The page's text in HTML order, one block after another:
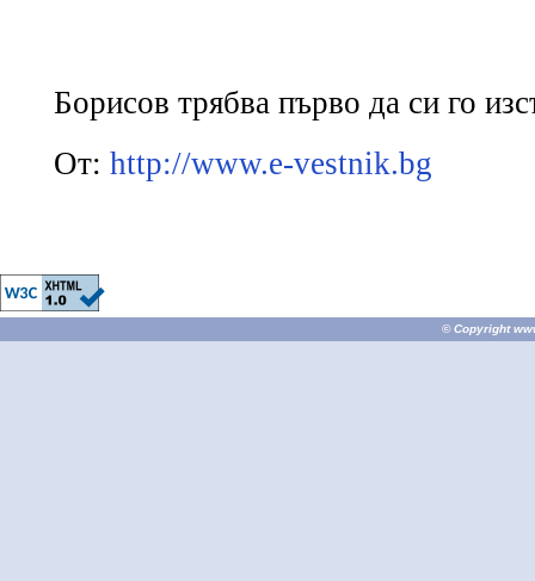
Борисов трябва първо да си го
От: http://www.e-vestnik.bg
© Copyright